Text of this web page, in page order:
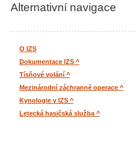
Alternativní navigace
O IZS
Dokumentace IZS ^
Tísňové volání ^
Mezinárodní záchranné operace ^
Kynologie v IZS ^
Letecká hasičská služba ^